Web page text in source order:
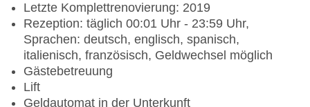
Letzte Komplettrenovierung: 2019
Rezeption: täglich 00:01 Uhr - 23:59 Uhr,
Sprachen: deutsch, englisch, spanisch,
italienisch, französisch, Geldwechsel möglich
Gästebetreuung
Lift
Geldautomat in der Unterkunft